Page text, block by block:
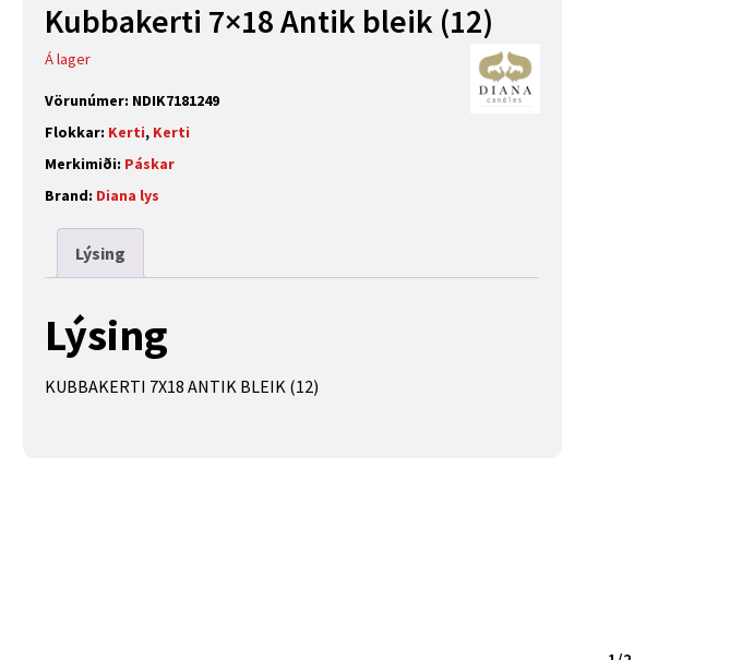
Kubbakerti 7×18 Antik bleik (12)
Á lager
Vörunúmer: NDIK7181249
Flokkar: Kerti, Kerti
Merkimiði: Páskar
Brand: Diana lys
Lýsing
Lýsing
KUBBAKERTI 7X18 ANTIK BLEIK (12)